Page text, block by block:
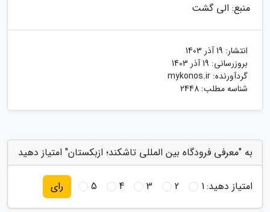
منبع: الی گشت
انتشار: 19 آذر 1403
بروزرسانی: 19 آذر 1403
گردآورنده: mykonos.ir
شناسه مطلب: 2448
به "معرفی فرودگاه بین المللی تاشکند؛ ازبکستان" امتیاز دهید
امتیاز دهید:1
2
3
4
5 رای